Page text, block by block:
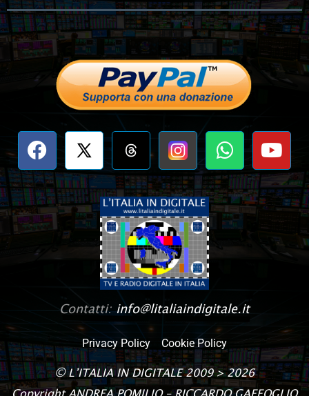
Contatti:info@litaliaindigitale.it
Privacy Policy Cookie Policy
© L’ITALIA IN DIGITALE2009 > 2026
Copyright ANDREA POMILIO – RICCARDO GAFFOGLIO